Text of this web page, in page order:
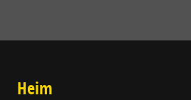
Heim